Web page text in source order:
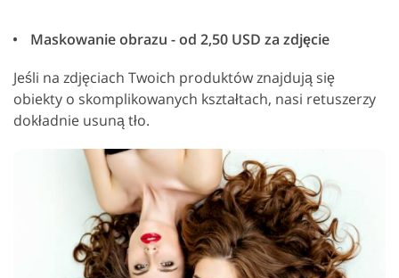
Maskowanie obrazu - od 2,50 USD za zdjęcie
Jeśli na zdjęciach Twoich produktów znajdują się
obiekty o skomplikowanych kształtach, nasi retuszerzy
dokładnie usuną tło.